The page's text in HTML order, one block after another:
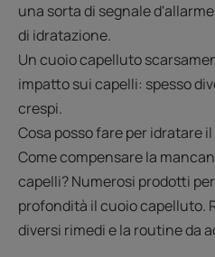
una sorta di segnale
di idratazione.
Un cuoio capelluto
impatto sui capelli: spesso
crespi.
Cosa posso fare per idratare
Come compensare la
capelli? Numerosi prodotti
profondità il cuoio capelluto.
diversi rimedi e la routine da